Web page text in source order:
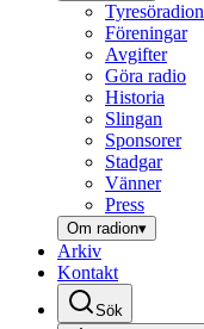
Tyresöradion
Föreningar
Avgifter
Göra radio
Historia
Slingan
Sponsorer
Stadgar
Vänner
Press
Om radion▾
Arkiv
Kontakt
Sök